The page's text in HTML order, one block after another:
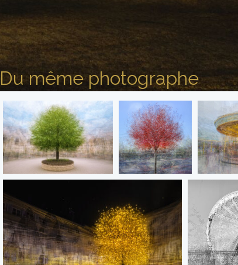
Du même photographe